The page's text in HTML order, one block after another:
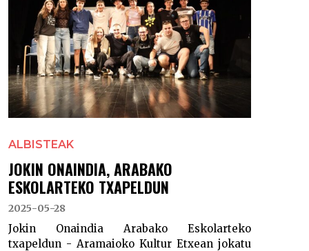
ALBISTEAK
JOKIN ONAINDIA, ARABAKO
ESKOLARTEKO TXAPELDUN
2025-05-28
Jokin Onaindia Arabako Eskolarteko
txapeldun - Aramaioko Kultur Etxean jokatu